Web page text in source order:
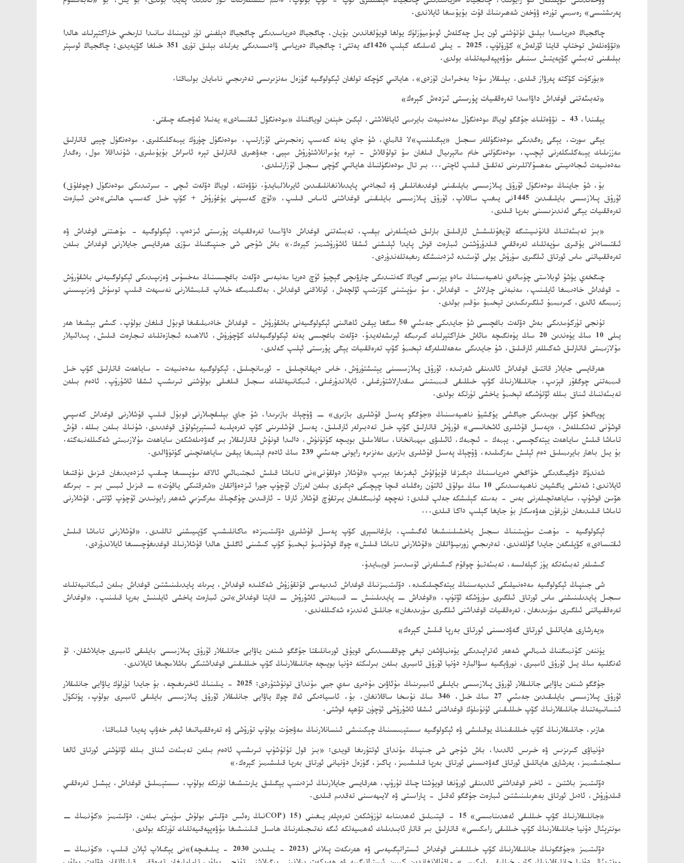
پەرىشتىسى» رەسمىي تۈردە ۋۇخەن شەھىرىنىڭ قۇت بۇيۇمىغا ئايلاندى.
چاڭجياڭ دەرياسىدا بېلىق تۇتۇشنى ئون يىل چەكلەش ئومۇميۈزلۈك يولغا قويۇلغاندىن بۇيان، چاڭجياڭ دەرياسىدىكى چاڭجياڭ دېلفىنى تۈر توپىنىڭ سانىدا تارىخىي خاراكتېرلىك ھالدا
«تۆۋەنلەش توختاپ قايتا ئۆرلەش» كۆرۈلۈپ، 2025 - يىلى ئەسلىگە كېلىپ 1426گە يەتتى؛ چاڭجياڭ دەرياسى ۋادىسىدىكى يەرلىك بېلىق تۈرى 351 خىلغا كۆپەيدى؛ چاڭجياڭ ئوسېتر
بېلىقىنى تەبىئىي كۆپەيتىش سىنىقى مۇۋەپپەقىيەتلىك بولدى.
«بۈركۈت كۆكتە پەرۋاز قىلدى، بېلىقلار سۇدا بەخىرامان ئۈزدى»، ھاياتىي كۈچكە تولغان ئېكولوگىيە گۈزەل مەنزىرىسى تەدرىجىي نامايان بولماقتا.
«تەبىئەتنى قوغداش داۋامىدا تەرەققىيات پۇرسىتى ئىزدەش كېرەك»
يېقىندا، 43 - نۆۋەتلىك جۇڭگو لوياڭ مودەنگۈل مەدەنىيەت بايرىمى ئاياغلاشتى، لېكىن خېنەن لوياڭنىڭ «مودەنگۈل ئىقتىسادى» يەنىلا ئەۋجىگە چىقتى.
يېڭى سورت، يېڭى رەڭدىكى مودەنگۈللەر سىجىل «يېڭىلىنىپ»لا قالماي، شۇ جاي يەنە كەسىپ زەنجىرىنى ئۇزارتىپ، مودەنگۈل چۈرۈك يېمەكلىكلىرى، مودەنگۈل چېيى قاتارلىق
مەززىلىك يېمەكلىكلەرنى ئېچىپ، مودەنگۈلنى خام ماتېرىيال قىلغان سۇ تولۇقلاش - تېرە يۇمرانلاشتۇرۇش مېيى، جەۋھىرى قاتارلىق تېرە ئاسراش بۇيۇملىرى، شۇنداقلا مول، رەڭدار
مەدەنىيەت ئىجادىيىتى مەھسۇلاتلىرىنى تەتقىق قىلىپ ئاچتى... بىر تال مودەنگۈلنىڭ ھاياتىي كۈچى سىجىل ئۇزارتىلدى.
بۇ، شۇ جاينىڭ مودەنگۈل ئۇرۇق پىلازمىسى بايلىقىنى قوغدىغانلىقى ۋە ئىجادىي پايدىلانغانلىقىدىن ئايرىلالمايدۇ. نۆۋەتتە، لوياڭ دۆلەت ئىچى - سىرتىدىكى مودەنگۈل (چوغلۇق)
ئۇرۇق پىلازمىسى بايلىقىدىن 1445نى يىغىپ ساقلاپ، ئۇرۇق پىلازمىسى بايلىقىنى قوغداشنى ئاساس قىلىپ، «ئۈچ كەسىپنى يۇغۇرۇش + كۆپ خىل كەسىپ ھالىتى»دىن ئىبارەت
تەرەققىيات يېڭى ئەندىزىسىنى بەرپا قىلدى.
«بىز تەبىئەتنىڭ قانۇنىيىتىگە ئۇيغۇنلىشىش ئارقىلىق بارلىق شەيئىلەرنى بېقىپ، تەبىئەتنى قوغداش داۋامىدا تەرەققىيات پۇرسىتى ئىزدەپ، ئېكولوگىيە - مۇھىتنى قوغداش ۋە
ئىقتىسادنى يۇقىرى سۈپەتلىك تەرەققىي قىلدۇرۇشتىن ئىبارەت قوش پايدا ئېلىشنى ئىشقا ئاشۇرۇشىمىز كېرەك.» باش شۇجى شى جىنپىڭنىڭ سۆزى ھەرقايسى جايلارنى قوغداش بىلەن
تەرەققىياتنى ماس ئورتاق ئىلگىرى سۈرۈش يولى ئۈستىدە ئىزدىنىشكە رىغبەتلەندۈردى.
چىڭخەي يۈشۇ ئوبلاستى چۈمالەي ناھىيەسىنىڭ مادو يېزىسى گوياڭ كەنتىدىكى چارۋىچى گېچيۇ ئۈچ دەريا مەنبەسى دۆلەت باغچىسىنىڭ مەخسۇس ۋەزىپىدىكى ئېكولوگىيەنى باشقۇرۇش
- قوغداش خادىمىغا ئايلىنىپ، مەنبەنى چارلاش - قوغداش، سۇ سۈپىتىنى كۆزىتىپ ئۆلچەش، ئوتلاقنى قوغداش، بەلگىلىمىگە خىلاپ قىلمىشلارنى نەسىھەت قىلىپ توسۇش ۋەزىپىسىنى
زىممىگە ئالدى، كىرىمىمۇ ئىلگىرىكىدىن تېخىمۇ مۇقىم بولدى.
تۇنجى تۈركۈمدىكى بەش دۆلەت باغچىسى شۇ جايدىكى جەمئىي 50 مىڭغا يېقىن ئاھالىنى ئېكولوگىيەنى باشقۇرۇش - قوغداش خادىملىقىغا قوبۇل قىلغان بولۇپ، كىشى بېشىغا ھەر
يىلى 10 مىڭ يۈەندىن 20 مىڭ يۈەنگىچە مائاش خاراكتېرلىك كىرىمگە ئېرىشەلەيدۇ. دۆلەت باغچىسى يەنە ئېكولوگىيەلىك كۆچۈرۈش، ئالاھىدە ئىجازەتلىك تىجارەت قىلىش، پىدائىيلار
مۇلازىمىتى قاتارلىق شەكىللەر ئارقىلىق، شۇ جايدىكى مەھەللىلەرگە تېخىمۇ كۆپ تەرەققىيات يېڭى پۇرسىتى ئېلىپ كەلدى.
ھەرقايسى جايلار قاتتىق قوغداش ئالدىنقى شەرتىدە، ئۇرۇق پىلازمىسىنى يېتىشتۈرۈش، خاس دېھقانچىلىق - ئورمانچىلىق، ئېكولوگىيە مەدەنىيەت - ساياھەت قاتارلىق كۆپ خىل
قىممەتنى چوڭقۇر قېزىپ، جانلىقلارنىڭ كۆپ خىللىقى قىممىتىنى مىقدارلاشتۇرغىلى، ئايلاندۇرغىلى، ئىمكانىيەتلىك سىجىل قىلغىلى بولۇشنى تىرىشىپ ئىشقا ئاشۇرۇپ، ئادەم بىلەن
تەبىئەتنىڭ ئىناق بىللە ئۆتۈشىگە تېخىمۇ ياخشى تۈرتكە بولدى.
پوياڭخۇ كۆلى بويىدىكى جياڭشى يۇڭشيۇ ناھىيەسىنىڭ «جۇڭگو پەسىل قۇشلىرى بازىرى» − ۋۇچېڭ بازىرىدا، شۇ جاي بېلىقچىلارنى قوبۇل قىلىپ قۇشلارنى قوغداش كەسپىي
قوشۇنى تەشكىللەش، «پەسىل قۇشلىرى ئاشخانىسى» قۇرۇش قاتارلىق كۆپ خىل تەدبىرلەر ئارقىلىق، پەسىل قۇشلىرىنى كۆپ تەرەپلىمە ئىستېرېئولۇق قوغدىدى. شۇنىڭ بىلەن بىللە، قۇش
تاماشا قىلىش ساياھەت يېتەكچىسى، يېمەك - ئىچمەك، ئائىلىۋى مېھمانخانا، ساغلاملىق بويىچە كۈتۈنۈش، دالىدا قونۇش قاتارلىقلار بىر گەۋدىلەشكەن ساياھەت مۇلازىمىتى شەكىللەنمەكتە.
بۇ يىل باھار بايرىمىلىق دەم ئېلىش مەزگىلىدە، ۋۇچېڭ پەسىل قۇشلىرى بازىرى مەنزىرە رايونى جەمئىي 239 مىڭ ئادەم قېتىمغا يېقىن ساياھەتچىنى كۈتۈۋالدى.
شەندۇڭ دۇڭيىڭدىكى خۇاڭخې دەرياسىنىڭ دېڭىزغا قۇيۇلۇش ئېغىزىغا بېرىپ «قۇشلار دولقۇنى»نى تاماشا قىلىش ئىجتىمائىي ئالاقە سۇپىسىغا چىقىپ ئىزدەيدىغان قىزىق نۇقتىغا
ئايلاندى؛ شەنشى ياڭشيەن ناھىيەسىدىكى 10 مىڭ مولۇق ئالتۇن رەڭلىك قىچا چېچىكى دېڭىزى بىلەن لەرزان ئۇچۇپ جورا ئىزدەۋاتقان «شەرقتىكى ياقۇت» − قىزىل ئىبىس بىر - بىرىگە
ھۆسن قوشۇپ، ساياھەتچىلەرنى بەس - بەستە كېلىشكە جەلپ قىلدى؛ نەچچە ئونمىڭلىغان يىرتقۇچ قۇشلار ئارقا - ئارقىدىن چۇڭچىڭ مەركىزىي شەھەر رايونىدىن ئۇچۇپ ئۆتتى، قۇشلارنى
تاماشا قىلىدىغان نۇرغۇن ھەۋەسكار بۇ جايغا كېلىپ داكا قىلدى...
ئېكولوگىيە - مۇھىت سۈپىتىنىڭ سىجىل ياخشىلىنىشىغا ئەگىشىپ، بارغانسېرى كۆپ پەسىل قۇشلىرى دۆلىتىمىزدە ماكانلىشىپ كۆپىيىشنى تاللىدى، «قۇشلارنى تاماشا قىلىش
ئىقتىسادى» كۆپلىگەن جايدا گۈللەندى. تەدرىجىي زورىيىۋاتقان «قۇشلارنى تاماشا قىلىش» چوڭ قوشۇنىمۇ تېخىمۇ كۆپ كىشىنى ئاڭلىق ھالدا قۇشلارنىڭ قوغدىغۇچىسىغا ئايلاندۇردى.
كىشىلەر تەبىئەتكە يۈز كېلەلىسە، تەبىئەتمۇ چوقۇم كىشىلەرنى ئۈمىدسىز قويمايدۇ.
شى جىنپىڭ ئېكولوگىيە مەدەنىيلىكى ئىدىيەسىنىڭ يېتەكچىلىكىدە، دۆلىتىمىزنىڭ قوغداش ئىدىيەسى قۇتقۇزۇش شەكلىدە قوغداش، يىرىك پايدىلىنىشتىن قوغداش بىلەن ئىمكانىيەتلىك
سىجىل پايدىلىنىشنى ماس ئورتاق ئىلگىرى سۈرۈشكە ئۆتۈپ، «قوغداش − پايدىلىنىش − قىممەتنى ئاشۇرۇش − قايتا قوغداش»تىن ئىبارەت ياخشى ئايلىنىش بەرپا قىلىنىپ، «قوغداش
تەرەققىياتنى ئىلگىرى سۈرىدىغان، تەرەققىيات قوغداشنى ئىلگىرى سۈرىدىغان» جانلىق ئەندىزە شەكىللەندى.
«يەرشارى ھاياتلىق ئورتاق گەۋدىسىنى ئورتاق بەرپا قىلىش كېرەك»
يۈننەن كۇنمىڭنىڭ شىمالىي شەھەر ئەتراپىدىكى يۈەنباۋشەن تېغى چوققىسىدىكى قويۇق ئورمانلىقتا جۇڭگو شىنەن ياۋايى جانلىقلار ئۇرۇق پىلازمىسى بايلىقى ئامبىرى جايلاشقان. ئۇ
ئەنگلىيە مىڭ يىل ئۇرۇق ئامبىرى، نورۋېگىيە سىۋالبارد دۇنيا ئۇرۇق ئامبىرى بىلەن بىرلىكتە دۇنيا بويىچە جانلىقلارنىڭ كۆپ خىللىقىنى قوغداشتىكى باشلامچىغا ئايلاندى.
جۇڭگو شىنەن ياۋايى جانلىقلار ئۇرۇق پىلازمىسى بايلىقى ئامبىرىنىڭ مۇئاۋىن مۇدىرى سەي جيې مۇنداق تونۇشتۇردى: 2025 - يىلىنىڭ ئاخىرىغىچە، بۇ جايدا تۈرلۈك ياۋايى جانلىقلار
ئۇرۇق پىلازمىسى بايلىقىدىن جەمئىي 27 مىڭ خىل، 346 مىڭ نۇسخا ساقلانغان، بۇ، ئاسىيادىكى ئەڭ چوڭ ياۋايى جانلىقلار ئۇرۇق پىلازمىسى بايلىقى ئامبىرى بولۇپ، پۈتكۈل
ئىنسانىيەتنىڭ جانلىقلارنىڭ كۆپ خىللىقىنى ئۈنۈملۈك قوغداشنى ئىشقا ئاشۇرۇشى ئۈچۈن تۆھپە قوشتى.
ھازىر، جانلىقلارنىڭ كۆپ خىللىقىنىڭ يوقىلىشى ۋە ئېكولوگىيە سىستېمىسىنىڭ چېكىنىشى ئىنسانلارنىڭ مەۋجۇت بولۇپ تۇرۇشى ۋە تەرەققىياتىغا ئېغىر خەۋپ پەيدا قىلماقتا.
دۇنياۋى كىرىزىس ۋە خىرىس ئالدىدا، باش شۇجى شى جىنپىڭ مۇنداق ئوتتۇرىغا قويدى: «بىز قول تۇتۇشۇپ تىرىشىپ ئادەم بىلەن تەبىئەت ئىناق بىللە ئۆتۈشنى ئورتاق ئالغا
سىلجىتىشىمىز، يەرشارى ھاياتلىق ئورتاق گەۋدىسىنى ئورتاق بەرپا قىلىشىمىز، پاكىز، گۈزەل دۇنيانى ئورتاق بەرپا قىلىشىمىز كېرەك.»
دۆلىتىمىز باشتىن - ئاخىر قوغداشنى ئالدىنقى ئورۇنغا قويۇشتا چىڭ تۇرۇپ، ھەرقايسى جايلارنىڭ ئىزدىنىپ يېڭىلىق يارىتىشىغا تۈرتكە بولۇپ، سىستېمىلىق قوغداش، يېشىل تەرەققىي
قىلدۇرۇش، ئادىل ئورتاق بەھرىلىنىشتىن ئىبارەت جۇڭگو ئەقىل - پاراسىتى ۋە لايىھەسىنى تەقدىم قىلدى.
«جانلىقلارنىڭ كۆپ خىللىقى ئەھدىنامىسى» 15 - قېتىملىق ئەھدىنامە تۈزۈشكەن تەرەپلەر يىغىنى (15
COP)نىڭ رەئىس دۆلىتى بولۇش سۈپىتى بىلەن، دۆلىتىمىز «كۇنمىڭ −
مونترېئال دۇنيا جانلىقلارنىڭ كۆپ خىللىقى رامكىسى» قاتارلىق بىر قاتار ئابىدىلىك ئەھمىيەتكە ئىگە نەتىجىلەرنىڭ ھاسىل قىلىنىشىغا مۇۋەپپەقىيەتلىك تۈرتكە بولدى.
دۆلىتىمىز «جۇڭگونىڭ جانلىقلارنىڭ كۆپ خىللىقىنى قوغداش ئىستراتېگىيەسى ۋە ھەرىكەت پىلانى (2023 - يىلىدىن 2030 - يىلىغىچە)»نى يېڭىلاپ ئېلان قىلىپ، «كۇنمىڭ −